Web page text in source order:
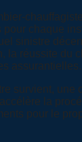
pour chaque
sinistre
la réussite du
assurantielles.
survient, une
la
pour le